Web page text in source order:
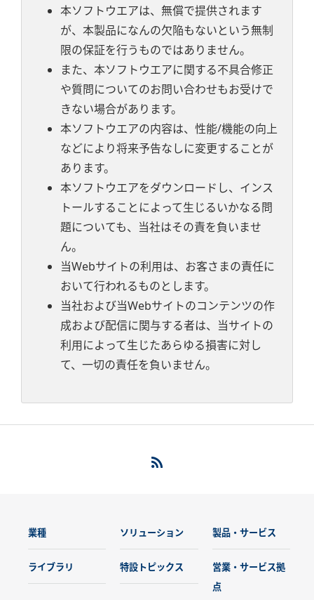
本ソフトウエアは、無償で提供されます
が、本製品になんの欠陥もないという無制
限の保証を行うものではありません。
また、本ソフトウエアに関する不具合修正
や質問についてのお問い合わせもお受けで
きない場合があります。
本ソフトウエアの内容は、性能/機能の向上
などにより将来予告なしに変更することが
あります。
本ソフトウエアをダウンロードし、インス
トールすることによって生じるいかなる問
題についても、当社はその責を負いませ
ん。
当Webサイトの利用は、お客さまの責任に
おいて行われるものとします。
当社および当Webサイトのコンテンツの作
成および配信に関与する者は、当サイトの
利用によって生じたあらゆる損害に対し
て、一切の責任を負いません。
業種 ソリューション 製品・サービス
ライブラリ 特設トピックス
営業・サービス拠
点